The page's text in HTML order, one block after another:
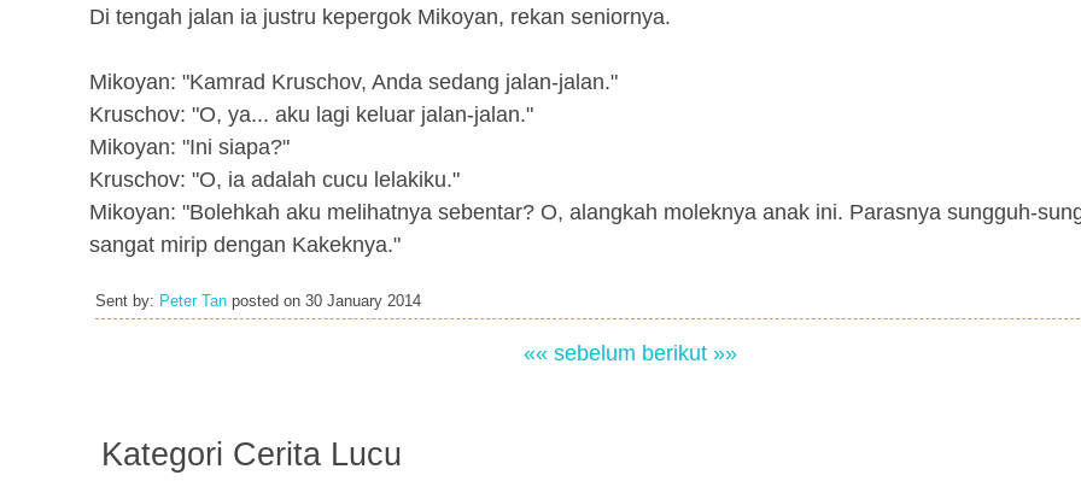
Di tengah jalan ia justru kepergok Mikoyan, rekan seniornya.
Mikoyan: "Kamrad Kruschov, Anda sedang jalan-jalan."
Kruschov: "O, ya... aku lagi keluar jalan-jalan."
Mikoyan: "Ini siapa?"
Kruschov: "O, ia adalah cucu lelakiku."
Mikoyan: "Bolehkah aku melihatnya sebentar? O, alangkah moleknya anak ini. Parasnya sungguh-
sangat mirip dengan Kakeknya."
Sent by: Peter Tan posted on 30 January 2014
«« sebelum berikut »»
Kategori Cerita Lucu